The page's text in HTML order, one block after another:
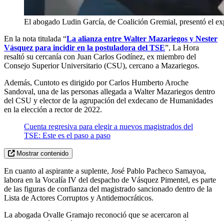
El abogado Ludin García, de Coalición Gremial, presentó el
En la nota titulada “La alianza entre Walter Mazariegos y Nester
Vásquez para incidir en la postuladora del TSE”, La Hora
resaltó su cercanía con Juan Carlos Godínez, ex miembro del
Consejo Superior Universitario (CSU), cercano a Mazariegos.
Además, Cuntoto es dirigido por Carlos Humberto Aroche
Sandoval, una de las personas allegada a Walter Mazariegos dentro
del CSU y elector de la agrupación del exdecano de Humanidades
en la elección a rector de 2022.
Cuenta regresiva para elegir a nuevos magistrados del
TSE: Este es el paso a paso
Mostrar contenido
En cuanto al aspirante a suplente, José Pablo Pacheco Samayoa,
labora en la Vocalía IV del despacho de Vásquez Pimentel, es parte
de las figuras de confianza del magistrado sancionado dentro de la
Lista de Actores Corruptos y Antidemocráticos.
La abogada Ovalle Gramajo reconoció que se acercaron al